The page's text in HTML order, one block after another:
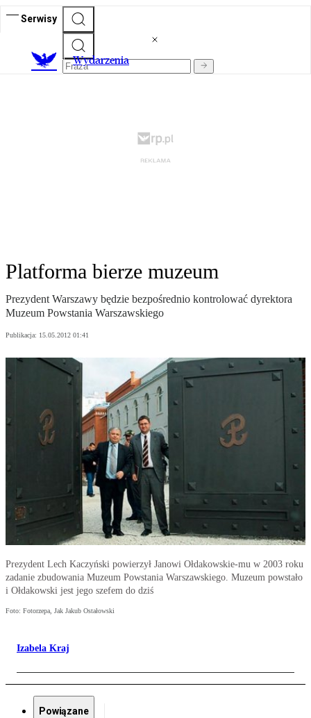
Serwisy
Wydarzenia
Platforma bierze muzeum
Prezydent Warszawy będzie bezpośrednio kontrolować dyrektora
Muzeum Powstania Warszawskiego
Publikacja: 15.05.2012 01:41
Prezydent Lech Kaczyński powierzył Janowi Ołdakowskie-mu w 2003 roku
zadanie zbudowania Muzeum Powstania Warszawskiego. Muzeum powstało
i Ołdakowski jest jego szefem do dziś
Foto: Fotorzepa, Jak Jakub Ostałowski
Izabela Kraj
Powiązane